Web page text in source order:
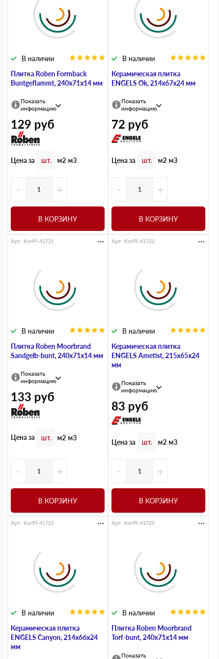
Плитка Roben Formback
Buntgeflammt, 240х71х14 мм
В наличии
Показать
информацию
129 руб
Цена за шт. м2 м3
- +
В КОРЗИНУ
Керамическая плитка
ENGELS Ok, 214х67х24 мм
В наличии
Показать
информацию
72 руб
Цена за шт. м2 м3
- +
В КОРЗИНУ
Плитка Roben Moorbrand
Sandgelb-bunt, 240х71х14 мм
В наличии
Арт. KerPl-41721
Показать
информацию
133 руб
Цена за шт. м2 м3
- +
В КОРЗИНУ
Керамическая плитка
ENGELS Ametist, 215х65х24
мм
В наличии
Арт. KerPl-41722
Показать
информацию
83 руб
Цена за шт. м2 м3
- +
В КОРЗИНУ
Керамическая плитка
ENGELS Canyon, 214х66х24
мм
В наличии
Арт. KerPl-41723
Плитка Roben Moorbrand
Torf-bunt, 240х71х14 мм
В наличии
Арт. KerPl-41725
Показать